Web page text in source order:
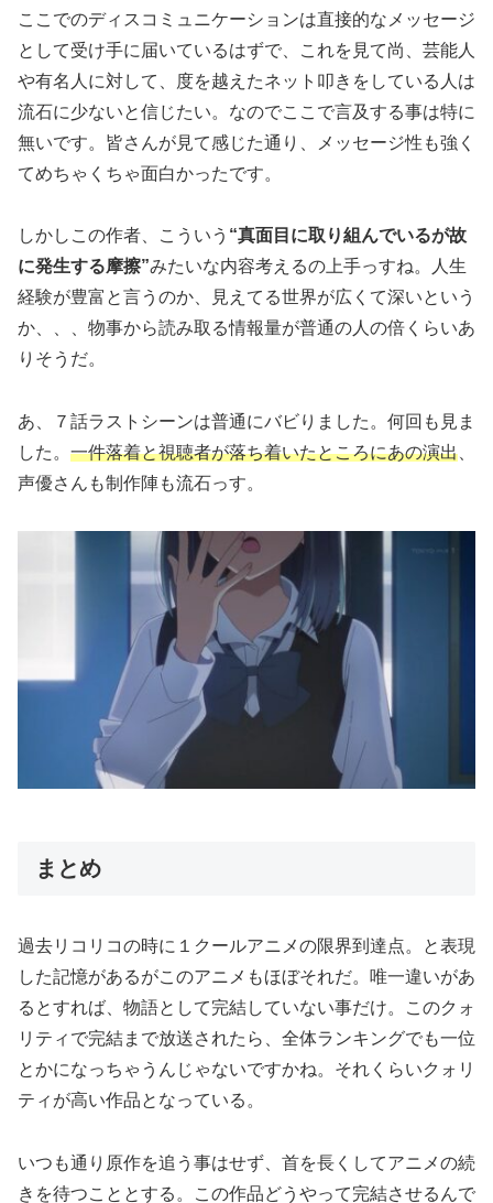
ここでのディスコミュニケーションは直接的なメッセージ
として受け手に届いているはずで、これを見て尚、芸能人
や有名人に対して、度を越えたネット叩きをしている人は
流石に少ないと信じたい。なのでここで言及する事は特に
無いです。皆さんが見て感じた通り、メッセージ性も強く
てめちゃくちゃ面白かったです。
しかしこの作者、こういう “真面目に取り組んでいるが故
に発生する摩擦”みたいな内容考えるの上手っすね。人生
経験が豊富と言うのか、見えてる世界が広くて深いという
か、、、物事から読み取る情報量が普通の人の倍くらいあ
りそうだ。
あ、７話ラストシーンは普通にバビりました。何回も見ま
した。 一件落着と視聴者が落ち着いたところにあの演出
声優さんも制作陣も流石っす。
まとめ
過去リコリコの時に１クールアニメの限界到達点。と表現
した記憶があるがこのアニメもほぼそれだ。唯一違いがあ
るとすれば、物語として完結していない事だけ。このクォ
リティで完結まで放送されたら、全体ランキングでも一位
とかになっちゃうんじゃないですかね。それくらいクォリ
ティが高い作品となっている。
いつも通り原作を追う事はせず、首を長くしてアニメの続
きを待つこととする。この作品どうやって完結させるんで